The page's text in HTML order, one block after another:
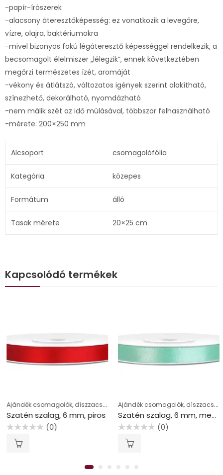
-papír-írószerek
-alacsony áteresztőképesség: ez vonatkozik a levegőre,
vízre, olajra, baktériumokra
-mivel bizonyos fokú légáteresztő képességgel rendelkezik, a
becsomagolt élelmiszer „lélegzik”, ennek következtében
megőrzi természetes ízét, aromáját
-vékony és átlátszó, változatos igények szerint alakítható,
színezhető, dekorálható, nyomdázható
-nem málik szét az idő múlásával, többször felhasználható
-mérete: 200×250 mm
Alcsoport csomagolófólia
Kategória közepes
Formátum álló
Tasak mérete 20×25 cm
Kapcsolódó termékek
Ajándék csomagolók, díszzacskók
Szatén szalag, 6 mm, piros
(0)
Ajándék csomagolók, díszzacskók
Szatén szalag, 6 mm, mentazöld
(0)